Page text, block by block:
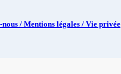
/ Mentions légales / Vie privée